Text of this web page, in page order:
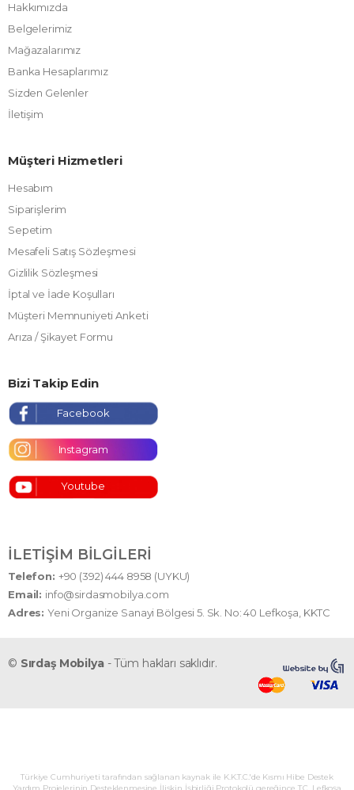
Hakkımızda
Belgelerimiz
Mağazalarımız
Banka Hesaplarımız
Sizden Gelenler
İletişim
Müşteri Hizmetleri
Hesabım
Siparişlerim
Sepetim
Mesafeli Satış Sözleşmesi
Gizlilik Sözleşmesi
İptal ve İade Koşulları
Müşteri Memnuniyeti Anketi
Arıza / Şikayet Formu
Bizi Takip Edin
Facebook
Instagram
Youtube
İLETIŞIM BILGILERI
Telefon: +90 (392) 444 8958 (UYKU)
Email: info@sirdasmobilya.com
Adres:Yeni Organize Sanayi Bölgesi 5. Sk. No: 40 Lefkoşa, KKTC
© Sırdaş Mobilya- Tüm hakları saklıdır.
Türkiye Cumhuriyeti tarafından sağlanan kaynak ile K.K.T.C.'de Kısmı Hibe Destek